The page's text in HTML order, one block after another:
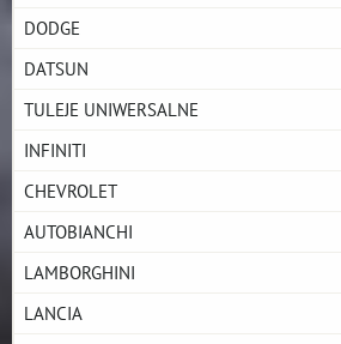
DODGE
DATSUN
TULEJE UNIWERSALNE
INFINITI
CHEVROLET
AUTOBIANCHI
LAMBORGHINI
LANCIA